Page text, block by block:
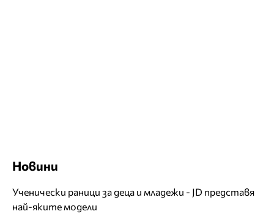
Новини
Ученически раници за деца и младежи - JD представя
най-яките модели